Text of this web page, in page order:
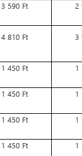
3 590 Ft 2
4 810 Ft 3
1 450 Ft 1
1 450 Ft 1
1 450 Ft 1
1 450 Ft 1